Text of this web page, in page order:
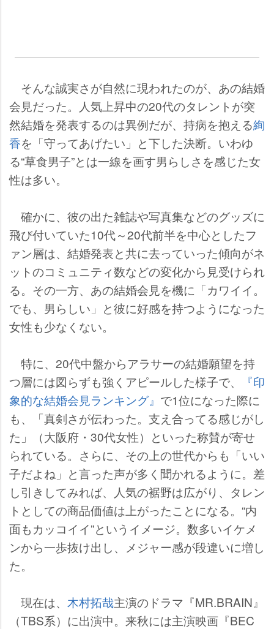
そんな誠実さが自然に現われたのが、あの結婚
会見だった。人気上昇中の20代のタレントが突
然結婚を発表するのは異例だが、持病を抱える絢
香を「守ってあげたい」と下した決断。いわゆ
る“草食男子”とは一線を画す男らしさを感じた女
性は多い。
確かに、彼の出た雑誌や写真集などのグッズに
飛び付いていた10代～20代前半を中心としたフ
ァン層は、結婚発表と共に去っていった傾向がネ
ットのコミュニティ数などの変化から見受けられ
る。その一方、あの結婚会見を機に「カワイイ。
でも、男らしい」と彼に好感を持つようになった
女性も少なくない。
特に、20代中盤からアラサーの結婚願望を持
つ層には図らずも強くアピールした様子で、
『印
象的な結婚会見ランキング』 で1位になった際に
も、「真剣さが伝わった。支え合ってる感じがし
た」（大阪府・30代女性）といった称賛が寄せ
られている。さらに、その上の世代からも「いい
子だよね」と言った声が多く聞かれるように。差
し引きしてみれば、人気の裾野は広がり、タレン
トとしての商品価値は上がったことになる。“内
面もカッコイイ”というイメージ。数多いイケメ
ンから一歩抜け出し、メジャー感が段違いに増し
た。
現在は、 木村拓哉主演のドラマ『MR.BRAIN』
（TBS系）に出演中。来秋には主演映画『BEC